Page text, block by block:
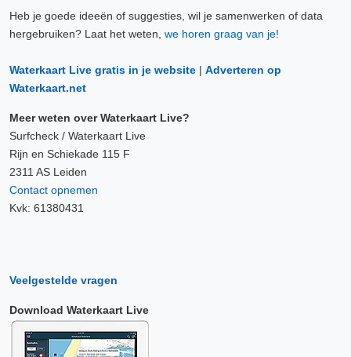
Heb je goede ideeën of suggesties, wil je samenwerken of data
hergebruiken? Laat het weten, we horen graag van je!
Waterkaart Live gratis in je website | Adverteren op
Waterkaart.net
Meer weten over Waterkaart Live?
Surfcheck / Waterkaart Live
Rijn en Schiekade 115 F
2311 AS Leiden
Contact opnemen
Kvk: 61380431
Veelgestelde vragen
Download Waterkaart Live